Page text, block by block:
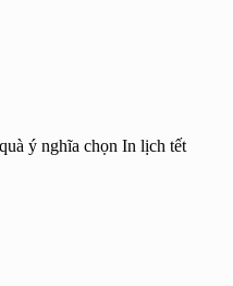
ý nghĩa chọn In lịch tết